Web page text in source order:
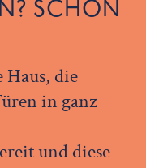
SCHON
die
in ganz
und diese